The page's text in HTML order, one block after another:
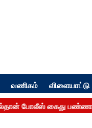
வணிகம் விளையாட்டு